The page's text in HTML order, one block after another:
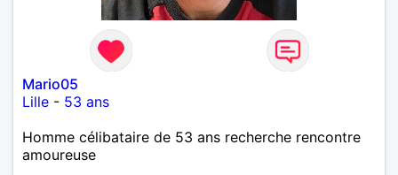
Mario05
Lille - 53 ans
Homme célibataire de 53 ans recherche rencontre
amoureuse